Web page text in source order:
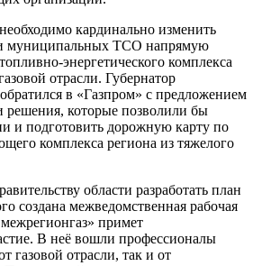
кардинально изменить
муниципальных ТСО напрямую
энергетического комплекса
отрасли. Губернатор
в «Газпром» с предложением
решения, которые позволили бы
и подготовить дорожную карту по
комплекса региона из тяжелого
области разработать план
создана межведомственная рабочая
примет
В неё вошли профессионалы
газовой отрасли, так и от